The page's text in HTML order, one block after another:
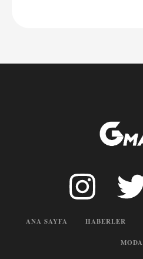
ANA SAYFA HABERLER
MODA